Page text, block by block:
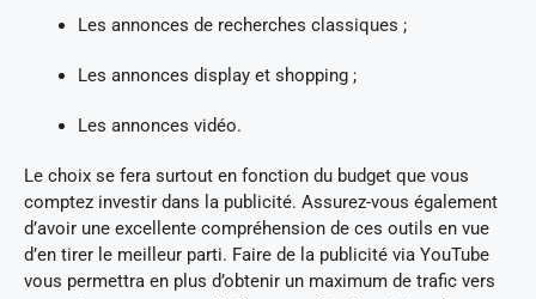
Les annonces de recherches classiques ;
Les annonces display et shopping ;
Les annonces vidéo.
Le choix se fera surtout en fonction du budget que vous
comptez investir dans la publicité. Assurez-vous également
d’avoir une excellente compréhension de ces outils en vue
d’en tirer le meilleur parti. Faire de la publicité via YouTube
vous permettra en plus d’obtenir un maximum de trafic vers